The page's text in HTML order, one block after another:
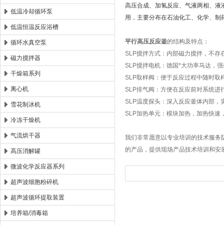
低温冷却循环泵
低温恒温反应浴槽
循环水真空泵
磁力搅拌器
干燥箱系列
离心机
雪花制冰机
冷冻干燥机
气流烘干器
高压消解罐
微波化学反应器系列
超声波细胞粉碎机
超声波循环提取装置
培养箱/消毒箱
高压合成、加氢反应、气液两相、
用，主要分布在石油化工、化学、
平行高压反应釜的结构及特点：
SLP搅拌方式：内部磁力搅拌，不存
SLP搅拌电机：德国*大功率马达，
SLP取样阀：便于反应过程中随时取
SLP排气阀：方便在反应前对系统进
SLP温度探头：深入反应釜体内部，
SLP加热单元：模块加热，加热快速
我们非常愿意以专业培训的技术服
的产品，提供现场产品技术培训和安